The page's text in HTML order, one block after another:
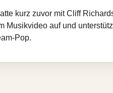
kurz zuvor mit Cliff
Musikvideo auf und
Pop.